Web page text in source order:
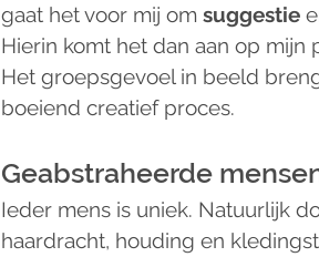
gaat het voor mij om suggestie
Hierin komt het dan aan op mijn
Het groepsgevoel in beeld
boeiend creatief proces.
Geabstraheerde
Ieder mens is uniek. Natuurlijk
haardracht, houding en